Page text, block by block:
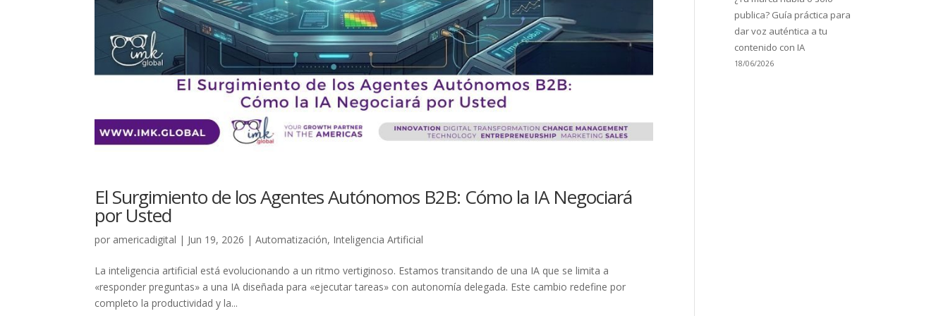
El Surgimiento de los Agentes Autónomos B2B: Cómo la IA Negociará
por Usted
por americadigital | Jun 19, 2026 |Automatización, Inteligencia Artificial
La inteligencia artificial está evolucionando a un ritmo vertiginoso. Estamos transitando de una IA que se limita a
«responder preguntas» a una IA diseñada para «ejecutar tareas» con autonomía delegada. Este cambio redefine por
completo la productividad y la...
publica? Guía práctica para
dar voz auténtica a tu
contenido con IA
18/06/2026